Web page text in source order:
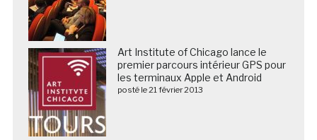
Art Institute of Chicago lance le
premier parcours intérieur GPS pour
les terminaux Apple et Android
posté le 21 février 2013